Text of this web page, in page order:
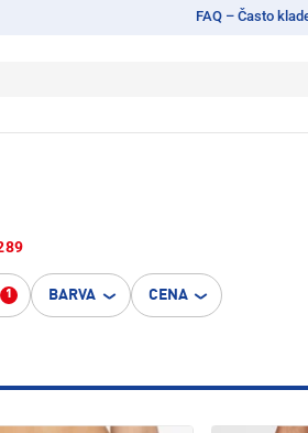
FAQ – Často
1 BARVA CENA